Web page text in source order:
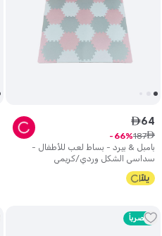
بامبل & بيرد - بساط لعب للأطفال -
سداسي الشكل وردي/كريمي
ê64
ê
187
66
حصرياً